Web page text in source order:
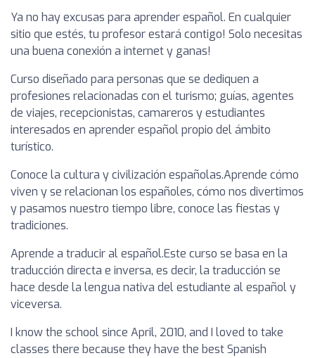
Ya no hay excusas para aprender español. En cualquier
sitio que estés, tu profesor estará contigo! Solo necesitas
una buena conexión a internet y ganas!
Curso diseñado para personas que se dediquen a
profesiones relacionadas con el turismo; guías, agentes
de viajes, recepcionistas, camareros y estudiantes
interesados en aprender español propio del ámbito
turístico.
Conoce la cultura y civilización españolas.Aprende cómo
viven y se relacionan los españoles, cómo nos divertimos
y pasamos nuestro tiempo libre, conoce las fiestas y
tradiciones.
Aprende a traducir al español.Este curso se basa en la
traducción directa e inversa, es decir, la traducción se
hace desde la lengua nativa del estudiante al español y
viceversa.
I know the school since April, 2010, and I loved to take
classes there because they have the best Spanish